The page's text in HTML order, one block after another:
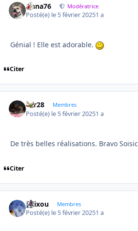
Anna76 Modératrice
Posté(e) le 5 février 20251 a
Génial ! Elle est adorable.
Citer
frfr28 Membres
Posté(e) le 5 février 20251 a
De très belles réalisations. Bravo Soisic
Citer
felixou Membres
Posté(e) le 5 février 20251 a